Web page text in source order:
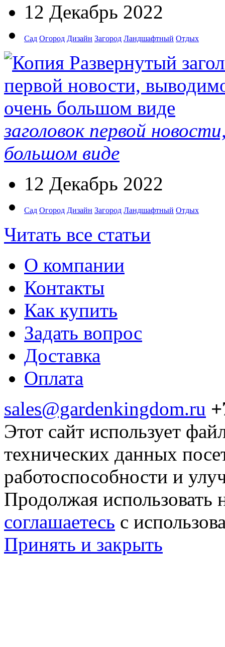
12 Декабрь 2022
Сад Огород Дизайн Загород Ландшафтный Отдых
заголовок первой
большом виде
12 Декабрь 2022
Сад Огород Дизайн Загород Ландшафтный Отдых
Читать все статьи
О компании
Контакты
Как купить
Задать вопрос
Доставка
Оплата
sales@gardenkingdom.ru
Этот сайт использует
технических данных
работоспособности и
Продолжая использовать
соглашаетесь с
Принять и закрыть